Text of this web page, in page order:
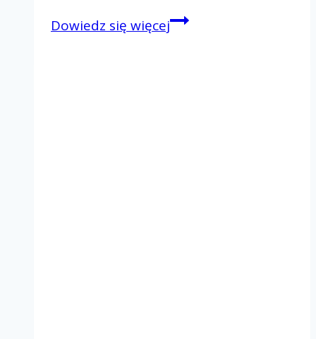
Dowiedz się więcejRejonowy